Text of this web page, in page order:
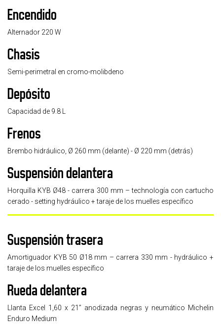
Encendido
Alternador 220 W
Chasis
Semi-perimetral en cromo-molibdeno
Depósito
Capacidad de 9.8 L
Frenos
Brembo hidráulico, Ø 260 mm (delante) - Ø 220 mm (detrás)
Suspensión delantera
Horquilla KYB Ø48 - carrera 300 mm – technología con cartucho
cerado - setting hydráulico + taraje de los muelles específico
Suspensión trasera
Amortiguador KYB 50 Ø18 mm – carrera 330 mm - hydráulico +
taraje de los muelles específico
Rueda delantera
Llanta Excel 1,60 x 21’’ anodizada negras y neumático Michelin
Enduro Medium